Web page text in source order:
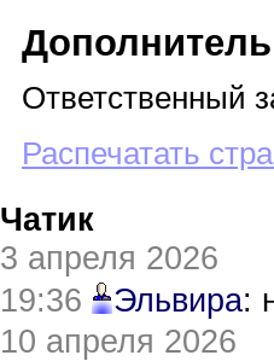
Ответственный
Распечатать
Чатик
3 апреля 2026
19:36
Эльвира:
10 апреля 2026